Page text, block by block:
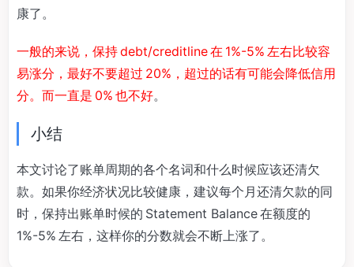
康了。
一般的来说，保持 debt/creditline 在 1%-5% 左右比较容
易涨分，最好不要超过 20%，超过的话有可能会降低信用
分。而一直是 0% 也不好。
小结
本文讨论了账单周期的各个名词和什么时候应该还清欠
款。如果你经济状况比较健康，建议每个月还清欠款的同
时，保持出账单时候的 Statement Balance 在额度的
1%-5% 左右，这样你的分数就会不断上涨了。